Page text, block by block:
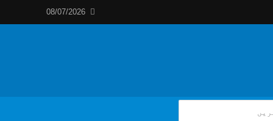
08/07/2026